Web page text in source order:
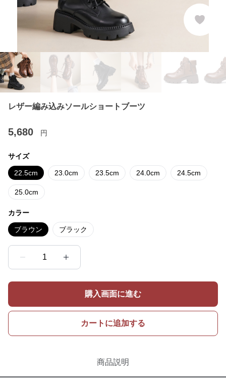
レザー編み込みソールショートブーツ
5,680 円
サイズ
22.5cm 23.0cm 23.5cm 24.0cm 24.5cm
25.0cm
カラー
ブラウン ブラック
1
購入画面に進む
カートに追加する
商品説明